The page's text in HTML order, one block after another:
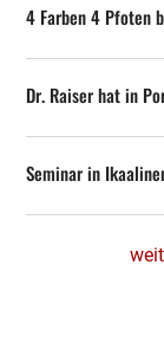
4 Farben 4 Pfoten
Dr. Raiser hat in
Seminar in